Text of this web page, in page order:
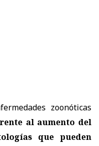
zoonóticas
al aumento del
que pueden